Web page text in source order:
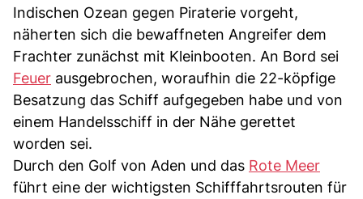
Indischen Ozean gegen Piraterie vorgeht,
näherten sich die bewaffneten Angreifer dem
Frachter zunächst mit Kleinbooten. An Bord sei
Feuer ausgebrochen, woraufhin die 22-köpfige
Besatzung das Schiff aufgegeben habe und von
einem Handelsschiff in der Nähe gerettet
worden sei.
Durch den Golf von Aden und das Rote Meer
führt eine der wichtigsten Schifffahrtsrouten für